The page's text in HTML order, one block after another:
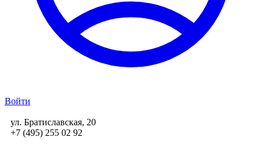
Войти
ул. Братиславская, 20
+7 (495) 255 02 92